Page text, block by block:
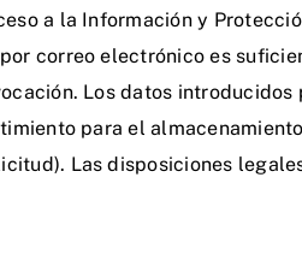
a la Información y
correo electrónico es
Los datos
para el
Las disposiciones